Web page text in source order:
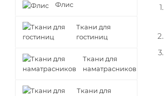
Флис
Ткани для
гостиниц
Ткани для
наматрасников
Ткани для